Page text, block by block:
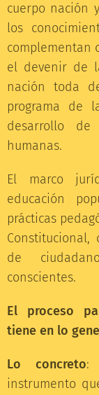
cuerpo nación
los
complementan
el devenir de
nación toda
programa de
desarrollo
humanas.
El marco
educación
prácticas
de
conscientes.
El proceso
tiene en lo
Lo concreto:
instrumento